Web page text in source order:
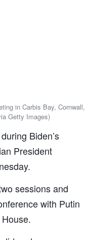
in Carbis Bay, Cornwall,
Getty Images)
Biden’s
President
sessions and
with Putin